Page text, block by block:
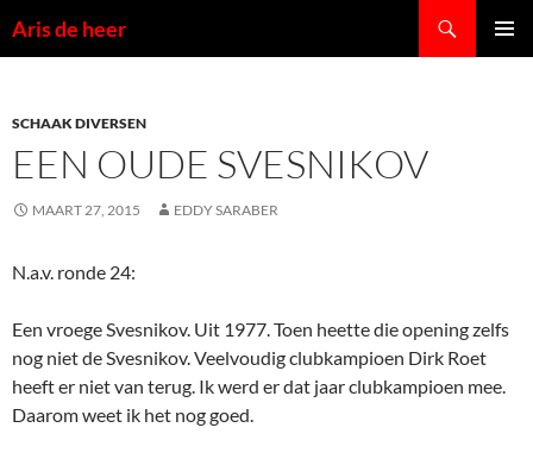
naar
Aris de heer
SCHAAK DIVERSEN
EEN OUDE SVESNIKOV
MAART 27, 2015 EDDY SARABER
N.a.v. ronde 24:
Een vroege Svesnikov. Uit 1977. Toen heette die opening zelfs
nog niet de Svesnikov. Veelvoudig clubkampioen Dirk Roet
heeft er niet van terug. Ik werd er dat jaar clubkampioen mee.
Daarom weet ik het nog goed.